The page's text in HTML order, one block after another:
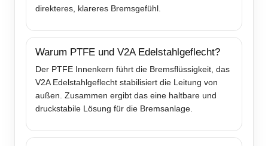
direkteres, klareres Bremsgefühl.
Warum PTFE und V2A Edelstahlgeflecht?
Der PTFE Innenkern führt die Bremsflüssigkeit, das
V2A Edelstahlgeflecht stabilisiert die Leitung von
außen. Zusammen ergibt das eine haltbare und
druckstabile Lösung für die Bremsanlage.